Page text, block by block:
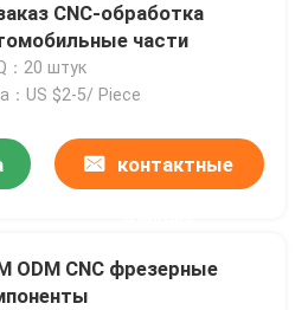
CNC-обработка
части
：20 штук
：US $2-5/ Piece
контактные
ODM CNC фрезерные